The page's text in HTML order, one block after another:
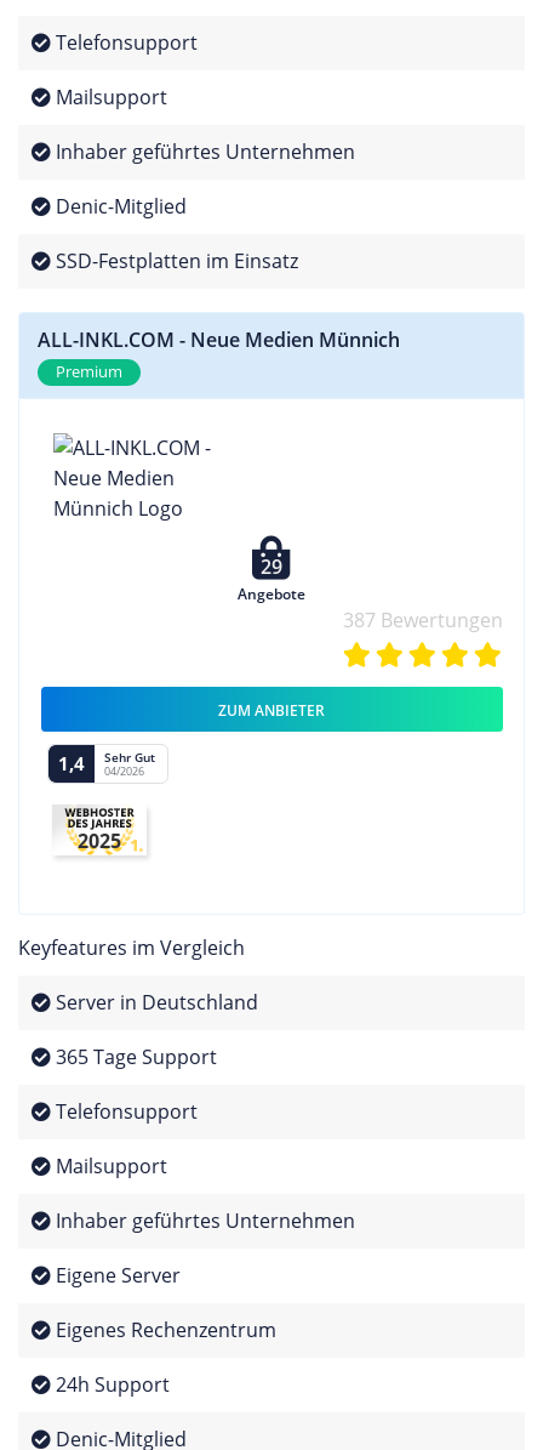
Telefonsupport
Mailsupport
Inhaber geführtes Unternehmen
Denic-Mitglied
SSD-Festplatten im Einsatz
ALL-INKL.COM - Neue Medien Münnich
Premium
29
Angebote
387 Bewertungen
ZUM ANBIETER
1,4 Sehr Gut
04/2026
2025
Keyfeatures im Vergleich
Server in Deutschland
365 Tage Support
Telefonsupport
Mailsupport
Inhaber geführtes Unternehmen
Eigene Server
Eigenes Rechenzentrum
24h Support
Denic-Mitglied